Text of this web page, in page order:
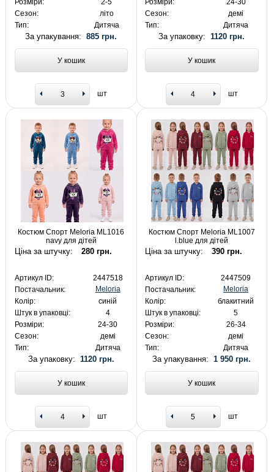
Розміри:
2-5
Сезон:
літо
Тип:
Дитяча
За упакування:885 грн.
У кошик
шт
Розміри:
24-30
Сезон:
демі
Тип:
Дитяча
За упаковку:1120 грн.
У кошик
шт
Костюм Спорт Meloria ML1016
navy для дітей
Ціна за штучку: 280 грн.
Артикул ID:
2447518
Постачальник:
Meloria
Колір:
синій
Штук в упаковці:
4
Розміри:
24-30
Сезон:
демі
Тип:
Дитяча
За упаковку: 1120 грн.
У кошик
шт
Костюм Спорт Meloria ML1007
l.blue для дітей
Ціна за штучку: 390 грн.
Артикул ID:
2447509
Постачальник:
Meloria
Колір:
блакитний
Штук в упаковці:
5
Розміри:
26-34
Сезон:
демі
Тип:
Дитяча
За упакування:1 950 грн.
У кошик
шт